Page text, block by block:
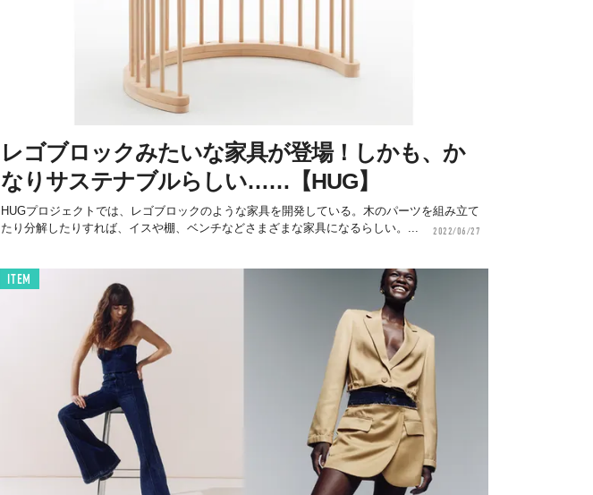
レゴブロックみたいな家具が登場！しかも、か
なりサステナブルらしい……【HUG】
HUGプロジェクトでは、レゴブロックのような家具を開発している。木のパーツを組み立て
たり分解したりすれば、イスや棚、ベンチなどさまざまな家具になるらしい。...
2022/06/27
ITEM